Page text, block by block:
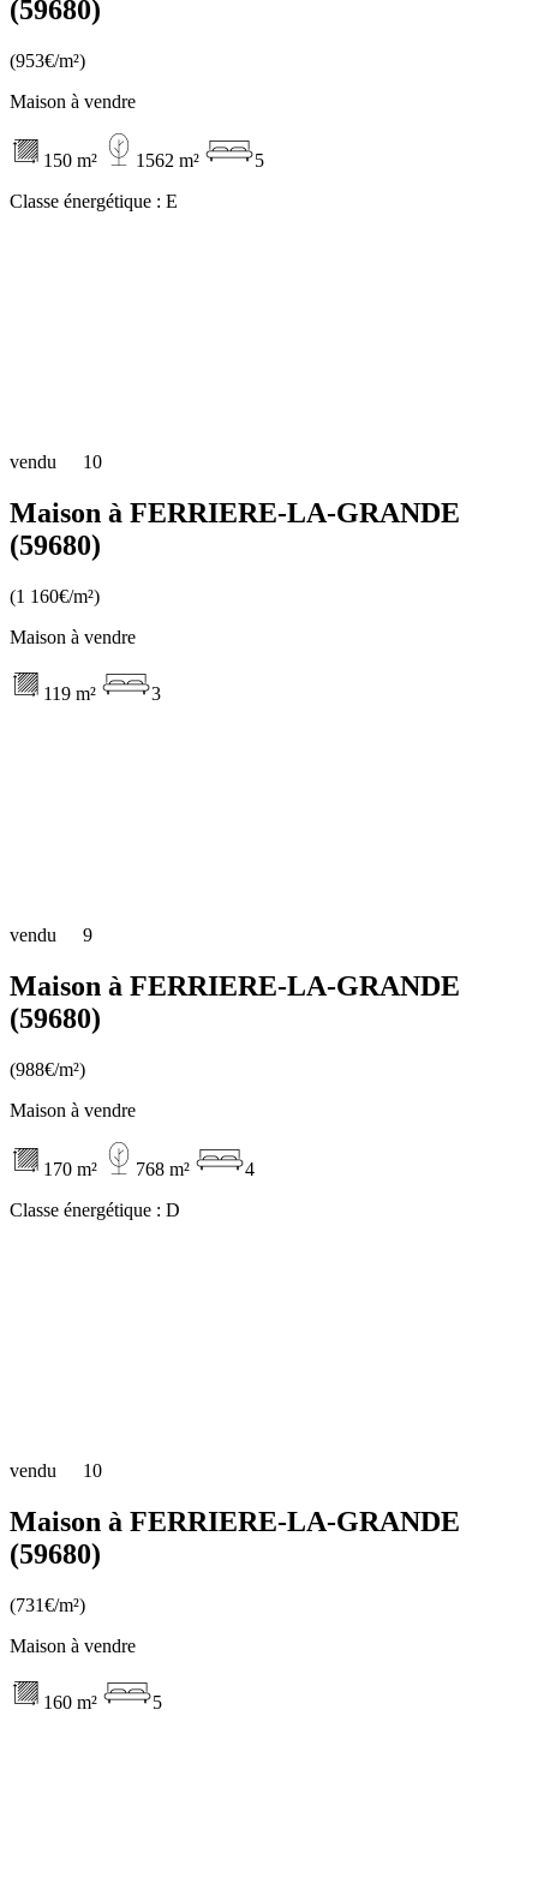
(59680)
(953€/m²)
Maison à vendre
150 m² 1562 m²
5
Classe énergétique : E
vendu 10
Maison à FERRIERE-LA-GRANDE
(59680)
(1 160€/m²)
Maison à vendre
119 m² 3
vendu 9
Maison à FERRIERE-LA-GRANDE
(59680)
(988€/m²)
Maison à vendre
170 m² 768 m²
4
Classe énergétique : D
vendu 10
Maison à FERRIERE-LA-GRANDE
(59680)
(731€/m²)
Maison à vendre
160 m² 5